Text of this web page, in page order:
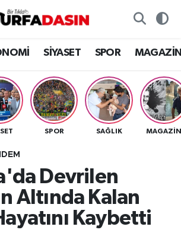
SİYASET SPOR
SPOR SAĞLIK
Devrilen
Altında Kalan
Kaybetti
Politikası
Durumu ve Fikstür
Haberleri